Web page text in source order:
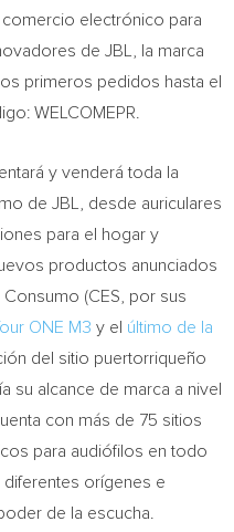
electrónico para
de JBL, la marca
primeros pedidos hasta el
WELCOMEPR.
y venderá toda la
de JBL, desde auriculares
para el hogar y
productos anunciados
(CES, por sus
ONE M3 y el último de la
del sitio puertorriqueño
su alcance de marca a nivel
con más de 75 sitios
para audiófilos en todo
orígenes e
de la escucha.